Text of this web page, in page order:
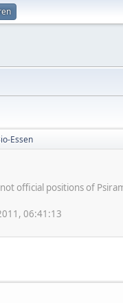
Essen
official positions of
06:41:13